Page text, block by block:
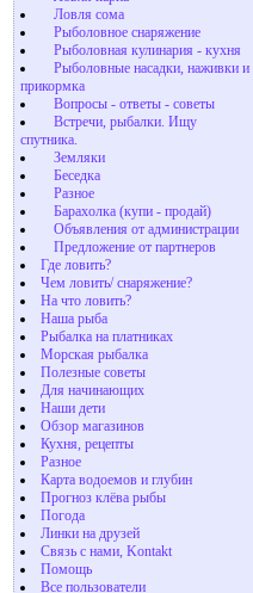
Ловля сома
Рыболовное снаряжение
Рыболовная кулинария - кухня
Рыболовные насадки, наживки и
прикормка
Вопросы - ответы - советы
Встречи, рыбалки. Ищу
спутника.
Земляки
Беседка
Разное
Барахолка (купи - продай)
Объявления от администрации
Предложение от партнеров
Где ловить?
Чем ловить/ снаряжение?
На что ловить?
Наша рыба
Рыбалка на платниках
Морская рыбалка
Полезные советы
Для начинающих
Наши дети
Обзор магазинов
Кухня, рецепты
Разное
Карта водоемов и глубин
Прогноз клёва рыбы
Погода
Линки на друзей
Связь с нами, Kontakt
Помощь
Все пользователи